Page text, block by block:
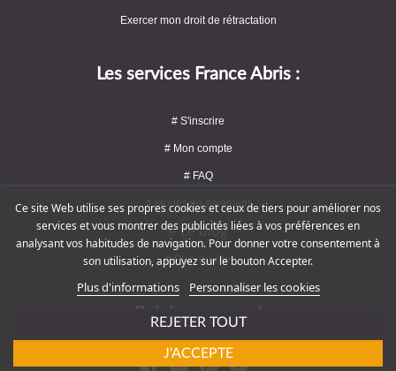
Exercer mon droit de rétractation
Les services France Abris :
# S'inscrire
# Mon compte
# FAQ
# Modes de paiement
# Le blog
# Plan du site
Rejoignez-nous !
Ce site Web utilise ses propres cookies et ceux de tiers pour améliorer nos
services et vous montrer des publicités liées à vos préférences en
analysant vos habitudes de navigation. Pour donner votre consentement à
son utilisation, appuyez sur le bouton Accepter.
Plus d'informations Personnaliser les cookies
REJETER TOUT
J'ACCEPTE